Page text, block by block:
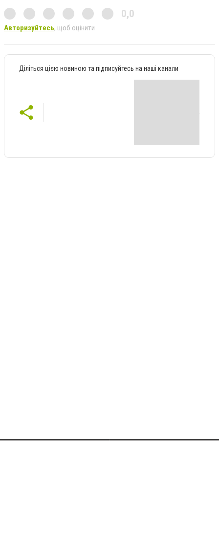
0,0
Авторизуйтесь, щоб оцінити
Діліться цією новиною та підписуйтесь на наші канали